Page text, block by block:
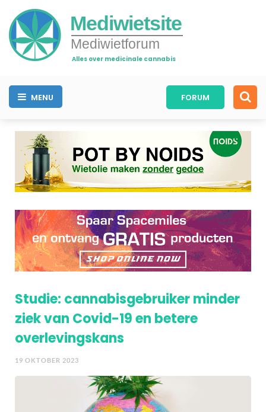
Mediwietsite
Mediwietforum
Alles over medicinale cannabis
MENU FORUM
Studie: cannabisgebruiker minder
ziek van Covid-19 en betere
overlevingskans
19 OKTOBER 2023